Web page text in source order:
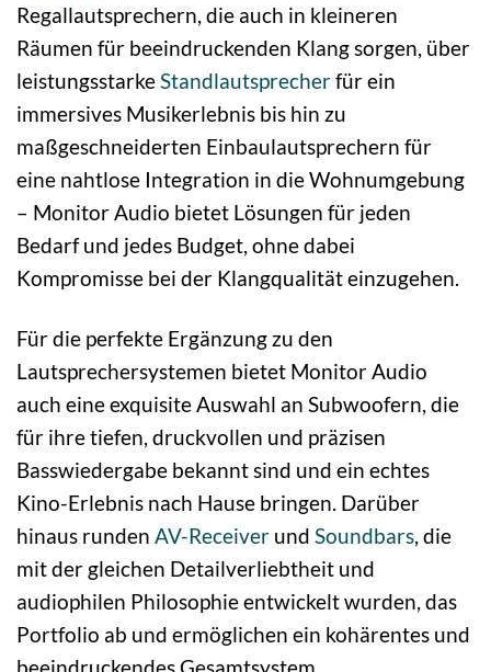
Regallautsprechern, die auch in kleineren
Räumen für beeindruckenden Klang sorgen, über
leistungsstarkeStandlautsprecherfür ein
immersives Musikerlebnis bis hin zu
maßgeschneiderten Einbaulautsprechern für
eine nahtlose Integration in die Wohnumgebung
– Monitor Audio bietet Lösungen für jeden
Bedarf und jedes Budget, ohne dabei
Kompromisse bei der Klangqualität einzugehen.
Für die perfekte Ergänzung zu den
Lautsprechersystemen bietet Monitor Audio
auch eine exquisite Auswahl an Subwoofern, die
für ihre tiefen, druckvollen und präzisen
Basswiedergabe bekannt sind und ein echtes
Kino-Erlebnis nach Hause bringen. Darüber
hinaus runden AV-Receiver und Soundbars, die
mit der gleichen Detailverliebtheit und
audiophilen Philosophie entwickelt wurden, das
Portfolio ab und ermöglichen ein kohärentes und